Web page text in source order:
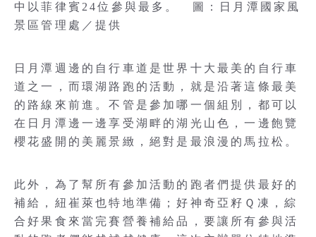
中以菲律賓24位參與最多。 圖：日月潭國家風
景區管理處／提供
日月潭週邊的自行車道是世界十大最美的自行車
道之一，而環湖路跑的活動，就是沿著這條最美
的路線來前進。不管是參加哪一個組別，都可以
在日月潭邊一邊享受湖畔的湖光山色，一邊飽覽
櫻花盛開的美麗景緻，絕對是最浪漫的馬拉松。
此外，為了幫所有參加活動的跑者們提供最好的
補給，紐崔萊也特地準備；好神奇亞籽Ｑ凍，綜
合好果食來當完賽營養補給品，要讓所有參與活